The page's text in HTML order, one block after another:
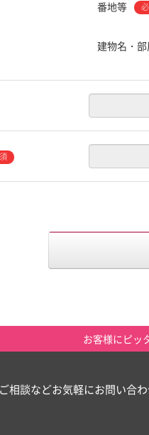
番地等
建物名・
お客様にピッ
相談などお気軽にお問い合わ